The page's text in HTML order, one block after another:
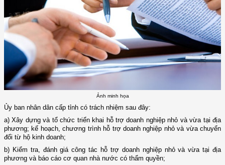
Ảnh minh họa
Ủy ban nhân dân cấp tỉnh có trách nhiệm sau đây:
a) Xây dựng và tổ chức triển khai hỗ trợ doanh nghiệp nhỏ và vừa tại địa
phương; kế hoạch, chương trình hỗ trợ doanh nghiệp nhỏ và vừa chuyển
đổi từ hộ kinh doanh;
b) Kiểm tra, đánh giá công tác hỗ trợ doanh nghiệp nhỏ và vừa tại địa
phương và báo cáo cơ quan nhà nước có thẩm quyền;